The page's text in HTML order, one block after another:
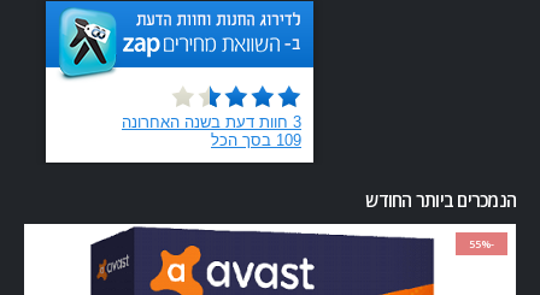
הנמכרים ביותר החודש
-55%